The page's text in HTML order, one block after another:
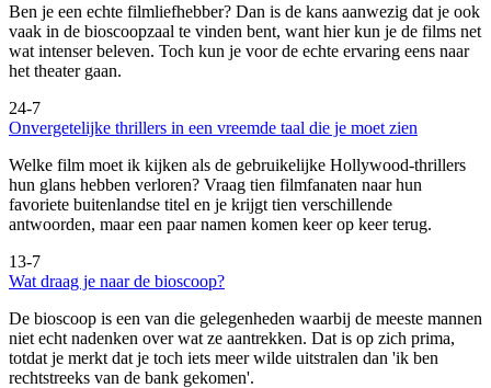
Ben je een echte filmliefhebber? Dan is de kans aanwezig dat je ook
vaak in de bioscoopzaal te vinden bent, want hier kun je de films net
wat intenser beleven. Toch kun je voor de echte ervaring eens naar
het theater gaan.
24-7
Onvergetelijke thrillers in een vreemde taal die je moet zien
Welke film moet ik kijken als de gebruikelijke Hollywood-thrillers
hun glans hebben verloren? Vraag tien filmfanaten naar hun
favoriete buitenlandse titel en je krijgt tien verschillende
antwoorden, maar een paar namen komen keer op keer terug.
13-7
Wat draag je naar de bioscoop?
De bioscoop is een van die gelegenheden waarbij de meeste mannen
niet echt nadenken over wat ze aantrekken. Dat is op zich prima,
totdat je merkt dat je toch iets meer wilde uitstralen dan 'ik ben
rechtstreeks van de bank gekomen'.